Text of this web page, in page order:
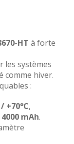
HT à forte
les systèmes
comme hiver.
:
+70°C,
4000 mAh.